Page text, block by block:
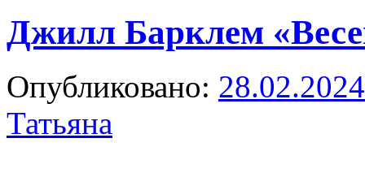
Джилл Барклем
Опубликовано: 28.02.2024
Татьяна